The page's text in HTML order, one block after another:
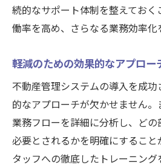
続的なサポート体制を整えておく
働率を高め、さらなる業務効率化
軽減のための効果的なアプロー
不動産管理システムの導入を成
的なアプローチが欠かせません。
業務フローを詳細に分析し、どの
必要とされるかを明確にすること
タッフへの徹底したトレーニン